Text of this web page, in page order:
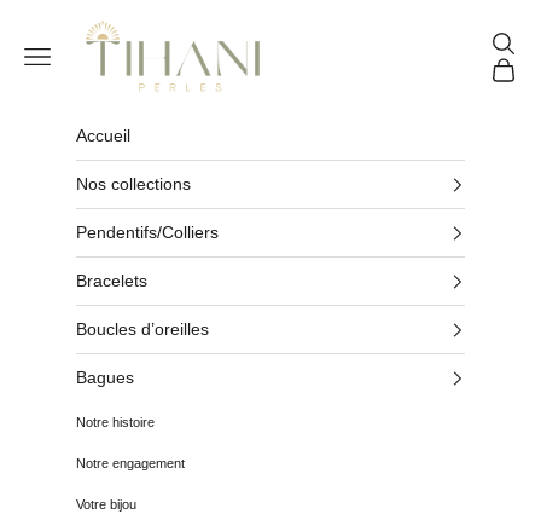
Tihani Perles
Menu
Panier
Accueil
Nos collections
Pendentifs/Colliers
Bracelets
Boucles d’oreilles
Bagues
Notre histoire
Notre engagement
Votre bijou